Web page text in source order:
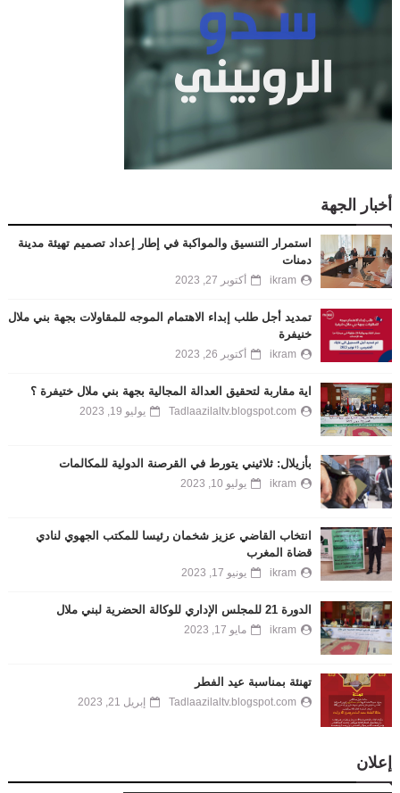
أخبار الجهة
استمرار التنسيق والمواكبة في إطار إعداد تصميم تهيئة مدينة
دمنات
ikram أكتوبر 27, 2023
تمديد أجل طلب إبداء الاهتمام الموجه للمقاولات بجهة بني ملال
خنيفرة
ikram أكتوبر 26, 2023
اية مقاربة لتحقيق العدالة المجالية بجهة بني ملال ختيفرة ؟
Tadlaazilaltv.blogspot.com يوليو 19, 2023
بأزيلال: ثلاثيني يتورط في القرصنة الدولية للمكالمات
ikram يوليو 10, 2023
انتخاب القاضي عزيز شخمان رئيسا للمكتب الجهوي لنادي
قضاة المغرب
ikram يونيو 17, 2023
الدورة 21 للمجلس الإداري للوكالة الحضرية لبني ملال
ikram مايو 17, 2023
تهنئة بمناسبة عيد الفطر
Tadlaazilaltv.blogspot.com إبريل 21, 2023
إعلان